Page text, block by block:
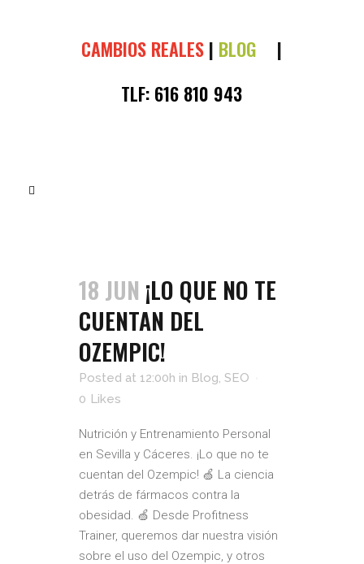
CAMBIOS REALES | BLOG
|
TLF: 616 810 943
18 JUN ¡LO QUE NO TE
CUENTAN DEL
OZEMPIC!
Posted at 12:00h in Blog, SEO
0 Likes
Nutrición y Entrenamiento Personal
en Sevilla y Cáceres. ¡Lo que no te
cuentan del Ozempic! 🍏 La ciencia
detrás de fármacos contra la
obesidad. 🍏 Desde Profitness
Trainer, queremos dar nuestra visión
sobre el uso del Ozempic, y otros